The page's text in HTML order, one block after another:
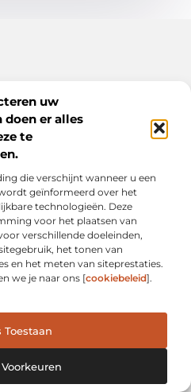
uw
doen er alles
te
die verschijnt wanneer u een
geïnformeerd over het
technologieën. Deze
voor het plaatsen van
verschillende doeleinden,
het tonen van
en het meten van siteprestaties.
we je naar ons [cookiebeleid].
Toestaan
met inspiratie en verhalen.
ideeën en waardevolle